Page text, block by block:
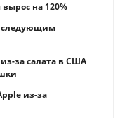
на 120%
следующим
за салата в США
из-за